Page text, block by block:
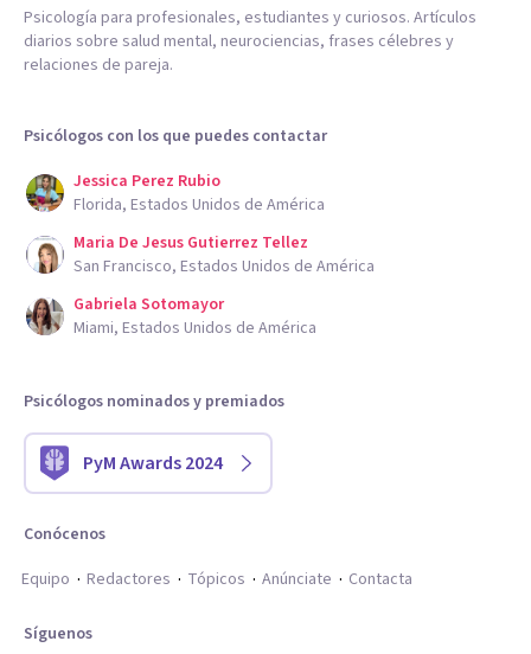
Psicología para profesionales, estudiantes y curiosos. Artículos
diarios sobre salud mental, neurociencias, frases célebres y
relaciones de pareja.
Psicólogos con los que puedes contactar
Jessica Perez Rubio
Florida, Estados Unidos de América
Maria De Jesus Gutierrez Tellez
San Francisco, Estados Unidos de América
Gabriela Sotomayor
Miami, Estados Unidos de América
Psicólogos nominados y premiados
PyM Awards 2024
Conócenos
Equipo
Redactores Tópicos Anúnciate Contacta
Síguenos